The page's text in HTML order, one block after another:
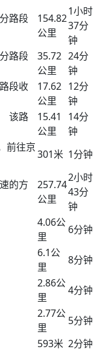
路段
154.82
公里
1小时
37分
钟
路段
35.72
公里
24分
钟
段收
17.62
公里
12分
钟
该路
15.41
公里
14分
钟
前往京
301米 1分钟
的方
257.74
公里
2小时
43分
钟
4.06公
里
6分钟
6.1公
里
8分钟
2.86公
里
4分钟
2.77公
里
5分钟
593米 2分钟